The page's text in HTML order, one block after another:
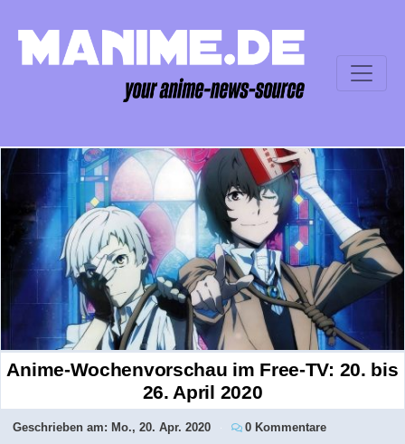
Anime-Wochenvorschau im Free-TV: 20. bis
26. April 2020
Geschrieben am: Mo., 20. Apr. 2020 0 Kommentare